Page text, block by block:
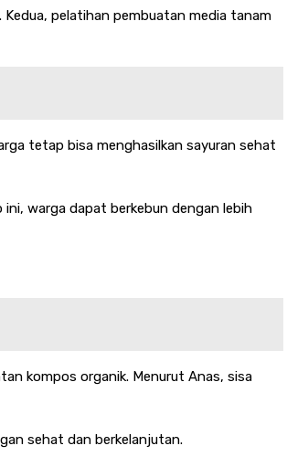
pelatihan pembuatan media tanam
tetap bisa menghasilkan sayuran sehat
warga dapat berkebun dengan lebih
kompos organik. Menurut Anas, sisa
sehat dan berkelanjutan.